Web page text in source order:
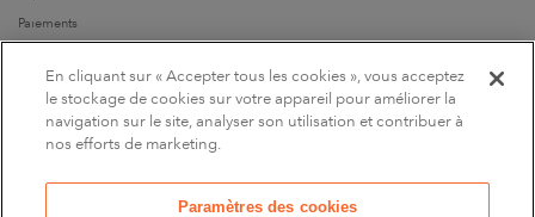
Paiements
Parrainages
Suivez-nous
En cliquant sur « Accepter tous les cookies », vous acceptez
le stockage de cookies sur votre appareil pour améliorer la
navigation sur le site, analyser son utilisation et contribuer à
nos efforts de marketing.
Paramètres des cookies